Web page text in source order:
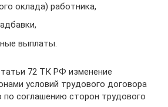
оклада) работника,
выплаты.
72 ТК РФ изменение
условий трудового договора
по соглашению сторон трудового